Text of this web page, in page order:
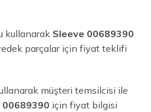
kullanarak Sleeve 00689390
parçalar için fiyat teklifi
müşteri temsilcisi ile
00689390 için fiyat bilgisi